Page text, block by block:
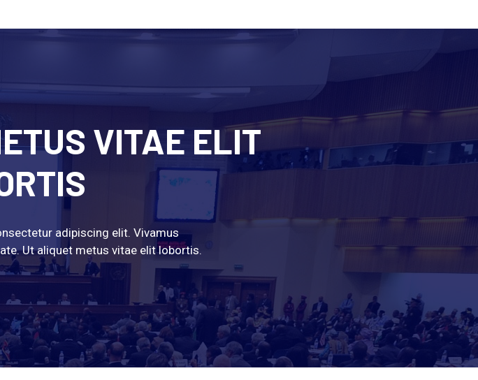
VITAE ELIT
adipiscing elit. Vivamus
Ut aliquet metus vitae elit lobortis.